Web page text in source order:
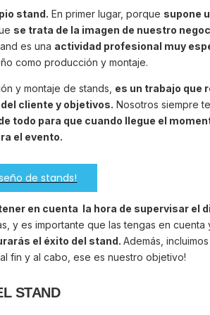
stand. En primer lugar, porque supone
se trata de la imagen de nuestro
es una actividad profesional muy
como producción y montaje.
y montaje de stands, es un trabajo que
cliente y objetivos. Nosotros siempre
todo para que cuando llegue el
el evento.
de stands!
en cuenta la hora de supervisar el
y es importante que las tengas en
el éxito del stand.Además,
¡al fin y al cabo, ese es nuestro objetivo!
STAND